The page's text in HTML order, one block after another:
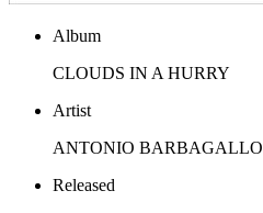
Album
CLOUDS IN A HURRY
Artist
ANTONIO BARBAGALLO
Released